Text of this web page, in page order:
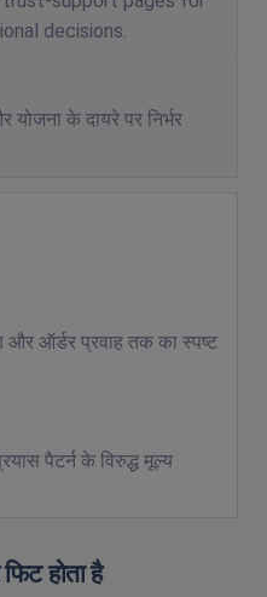
decisions.
योजना के दायरे पर निर्भर
और ऑर्डर प्रवाह तक का स्पष्ट
पैटर्न के विरुद्ध मूल्य
होता है